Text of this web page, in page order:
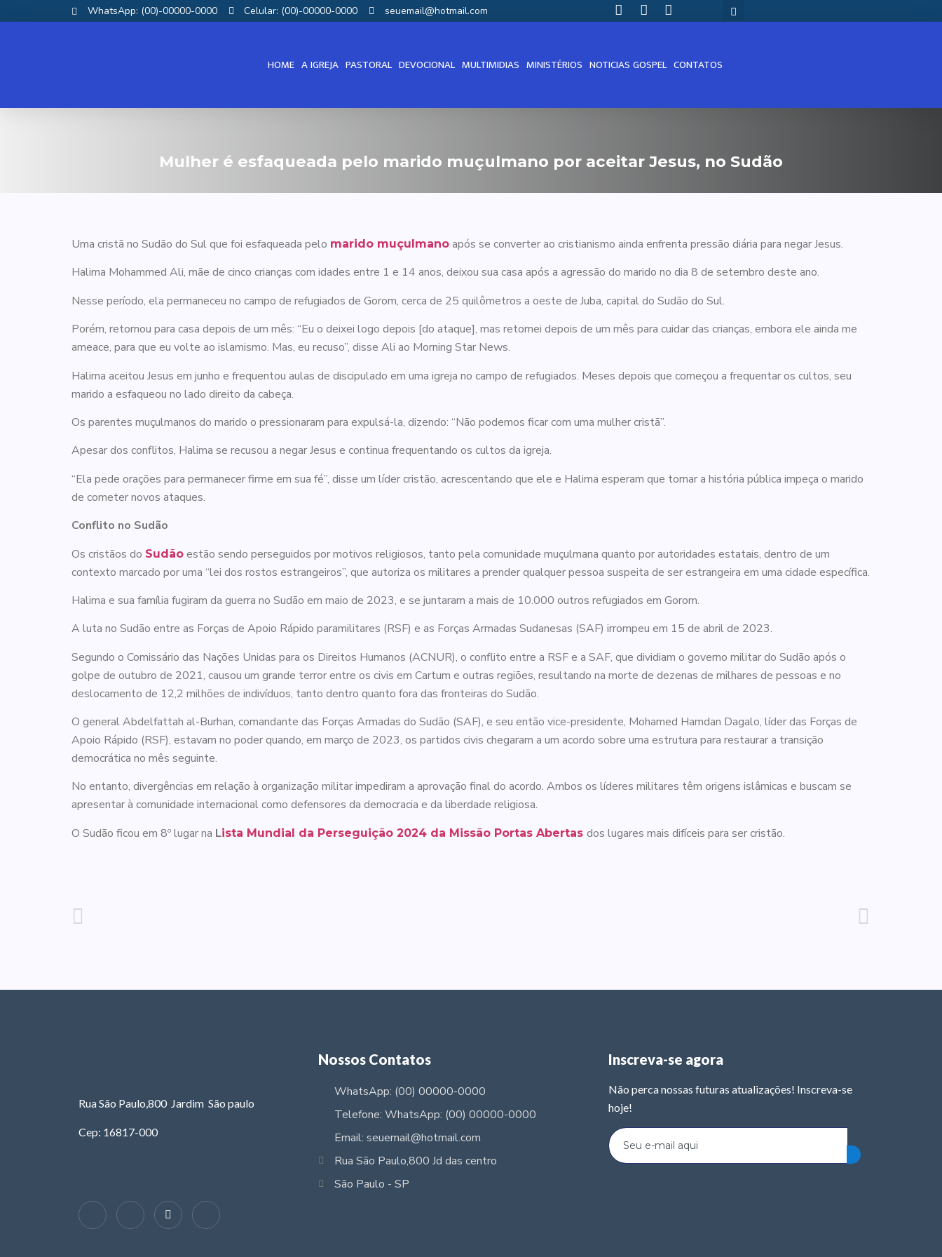
WhatsApp: (00)-00000-0000 Celular: (00)-00000-0000 seuemail@hotmail.com
HOME A IGREJA PASTORAL DEVOCIONAL MULTIMIDIAS MINISTÉRIOS NOTICIAS GOSPEL CONTATOS
Mulher é esfaqueada pelo marido muçulmano por aceitar Jesus, no Sudão
Uma cristã no Sudão do Sul que foi esfaqueada pelo marido muçulmano após se converter ao cristianismo ainda enfrenta pressão diária para negar Jesus.
Halima Mohammed Ali, mãe de cinco crianças com idades entre 1 e 14 anos, deixou sua casa após a agressão do marido no dia 8 de setembro deste ano.
Nesse período, ela permaneceu no campo de refugiados de Gorom, cerca de 25 quilômetros a oeste de Juba, capital do Sudão do Sul.
Porém, retornou para casa depois de um mês: “Eu o deixei logo depois [do ataque], mas retornei depois de um mês para cuidar das crianças, embora ele ainda me
ameace, para que eu volte ao islamismo. Mas, eu recuso”, disse Ali ao Morning Star News.
Halima aceitou Jesus em junho e frequentou aulas de discipulado em uma igreja no campo de refugiados. Meses depois que começou a frequentar os cultos, seu
marido a esfaqueou no lado direito da cabeça.
Os parentes muçulmanos do marido o pressionaram para expulsá-la, dizendo: “Não podemos ficar com uma mulher cristã”.
Apesar dos conflitos, Halima se recusou a negar Jesus e continua frequentando os cultos da igreja.
“Ela pede orações para permanecer firme em sua fé”, disse um líder cristão, acrescentando que ele e Halima esperam que tornar a história pública impeça o marido
de cometer novos ataques.
Conflito no Sudão
Os cristãos do Sudão estão sendo perseguidos por motivos religiosos, tanto pela comunidade muçulmana quanto por autoridades estatais, dentro de um
contexto marcado por uma “lei dos rostos estrangeiros”, que autoriza os militares a prender qualquer pessoa suspeita de ser estrangeira em uma cidade específica.
Halima e sua família fugiram da guerra no Sudão em maio de 2023, e se juntaram a mais de 10.000 outros refugiados em Gorom.
A luta no Sudão entre as Forças de Apoio Rápido paramilitares (RSF) e as Forças Armadas Sudanesas (SAF) irrompeu em 15 de abril de 2023.
Segundo o Comissário das Nações Unidas para os Direitos Humanos (ACNUR), o conflito entre a RSF e a SAF, que dividiam o governo militar do Sudão após o
golpe de outubro de 2021, causou um grande terror entre os civis em Cartum e outras regiões, resultando na morte de dezenas de milhares de pessoas e no
deslocamento de 12,2 milhões de indivíduos, tanto dentro quanto fora das fronteiras do Sudão.
O general Abdelfattah al-Burhan, comandante das Forças Armadas do Sudão (SAF), e seu então vice-presidente, Mohamed Hamdan Dagalo, líder das Forças de
Apoio Rápido (RSF), estavam no poder quando, em março de 2023, os partidos civis chegaram a um acordo sobre uma estrutura para restaurar a transição
democrática no mês seguinte.
No entanto, divergências em relação à organização militar impediram a aprovação final do acordo. Ambos os líderes militares têm origens islâmicas e buscam se
apresentar à comunidade internacional como defensores da democracia e da liberdade religiosa.
O Sudão ficou em 8º lugar na Lista Mundial da Perseguição 2024 da Missão Portas Abertas dos lugares mais difíceis para ser cristão.
Rua São Paulo,800 Jardim São paulo
Cep: 16817-000
Nossos Contatos
WhatsApp: (00) 00000-0000
Telefone: WhatsApp: (00) 00000-0000
Email: seuemail@hotmail.com
Rua São Paulo,800 Jd das centro
São Paulo - SP
Inscreva-se agora
Não perca nossas futuras atualizações! Inscreva-se
hoje!